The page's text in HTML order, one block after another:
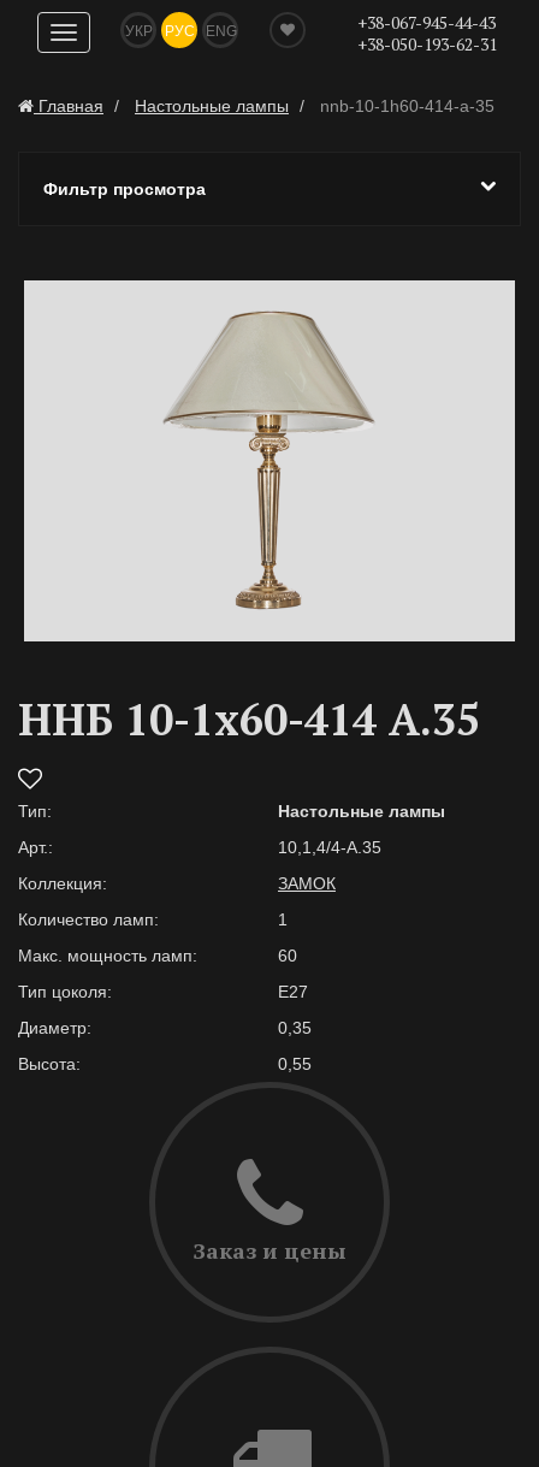
Показать
навигацию
УКР РУС ENG
+38-067-945-44-43
+38-050-193-62-31
Главная Настольные лампы nnb-10-1h60-414-a-35
Фильтр просмотра
ННБ 10-1х60-414 А.35
Тип:
Настольные лампы
Арт.:
10,1,4/4-А.35
Коллекция:
ЗАМОК
Количество ламп:
1
Макс. мощность ламп:
60
Тип цоколя:
E27
Диаметр:
0,35
Высота:
0,55
Заказ и цены